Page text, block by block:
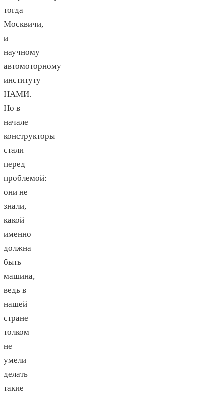
тогда
Москвичи,
и
научному
автомоторному
институту
НАМИ.
Но в
начале
конструкторы
стали
перед
проблемой:
они не
знали,
какой
именно
должна
быть
машина,
ведь в
нашей
стране
толком
не
умели
делать
такие